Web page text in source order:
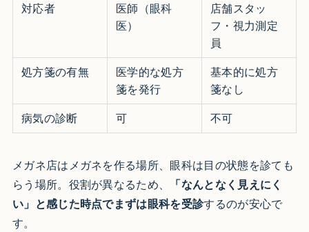
対応者
医師（眼科
医）
店舗スタッ
フ・視力測定
員
処方箋の有無
医学的な処方
箋を発行
基本的に処方
箋なし
病気の診断 可 不可
メガネ店はメガネを作る場所、眼科は目の状態を診ても
らう場所。役割が異なるため、
「なんとなく見えにく
い」と感じた時点でまずは眼科を受診するのが安心で
す。